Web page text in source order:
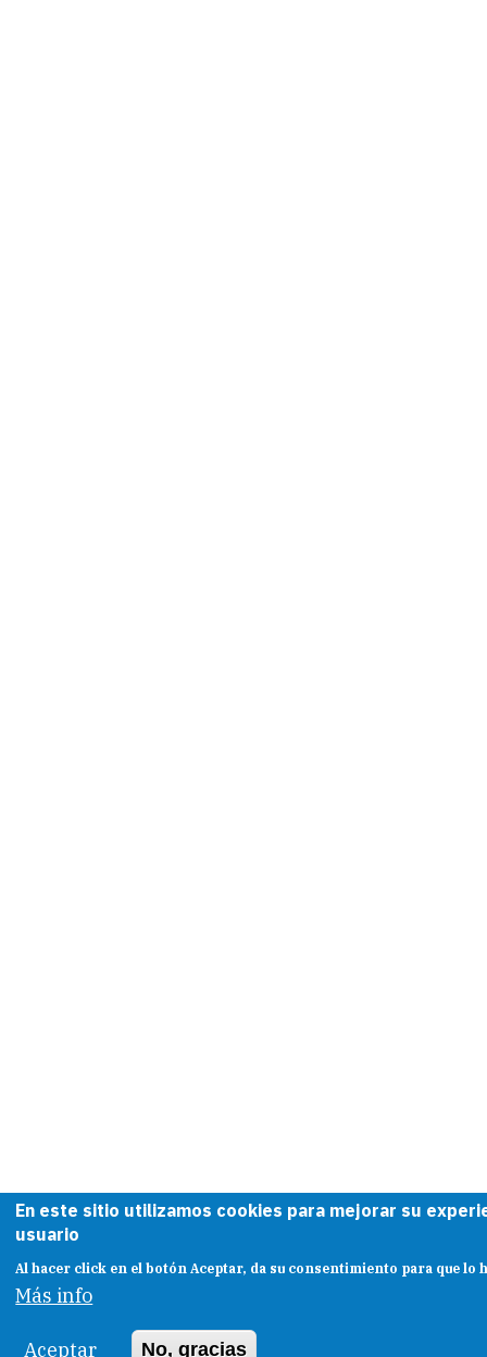
En este sitio utilizamos cookies para mejorar su
usuario
Al hacer click en el botón Aceptar, da su consentimiento para que lo
Más info
Aceptar No, gracias